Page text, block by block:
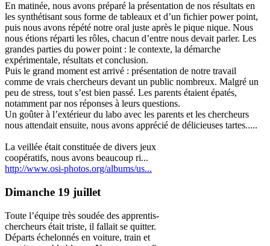
En matinée, nous avons préparé la présentation de nos résultats en
les synthétisant sous forme de tableaux et d’un fichier power point,
puis nous avons répété notre oral juste après le pique nique. Nous
nous étions réparti les rôles, chacun d’entre nous devait parler. Les
grandes parties du power point : le contexte, la démarche
expérimentale, résultats et conclusion.
Puis le grand moment est arrivé : présentation de notre travail
comme de vrais chercheurs devant un public nombreux. Malgré un
peu de stress, tout s’est bien passé. Les parents étaient épatés,
notamment par nos réponses à leurs questions.
Un goûter à l’extérieur du labo avec les parents et les chercheurs
nous attendait ensuite, nous avons apprécié de délicieuses tartes.....
La veillée était constituée de divers jeux
coopératifs, nous avons beaucoup ri...
http://www.osi-photos.org/albums/us...
Dimanche 19 juillet
Toute l’équipe très soudée des apprentis-
chercheurs était triste, il fallait se quitter.
Départs échelonnés en voiture, train et